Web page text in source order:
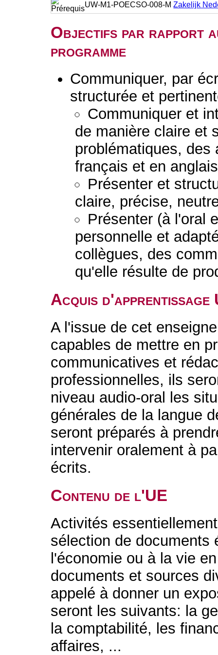
UW-M1-POECSO-008-MZakelijk
Objectifs par rapport
programme
Communiquer, par
structurée et
Communiquer et
de manière claire et
problématiques,
français et en
Présenter et
claire, précise,
Présenter (à l'oral
personnelle et
collègues, des
qu'elle résulte de
Acquis d'apprentissage
A l'issue de cet
capables de mettre en
communicatives et
professionnelles, ils
niveau audio-oral les
générales de la langue
seront préparés à
intervenir oralement à
écrits.
Contenu de l'UE
Activités
sélection de documents
l'économie ou à la vie
documents et sources
appelé à donner un
seront les suivants: la
la comptabilité, les
affaires, ...